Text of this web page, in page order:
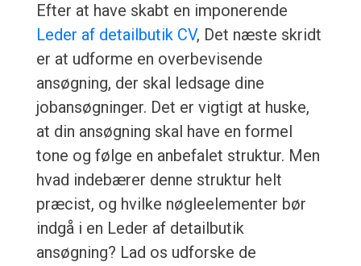
Efter at have skabt en imponerende
Leder af detailbutik CV, Det næste skridt
er at udforme en overbevisende
ansøgning, der skal ledsage dine
jobansøgninger. Det er vigtigt at huske,
at din ansøgning skal have en formel
tone og følge en anbefalet struktur. Men
hvad indebærer denne struktur helt
præcist, og hvilke nøgleelementer bør
indgå i en Leder af detailbutik
ansøgning? Lad os udforske de